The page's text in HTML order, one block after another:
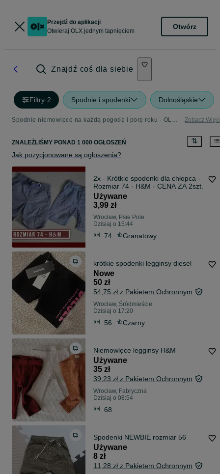
Przejdź do aplikacji
Otwieraj OLX jednym tapnięciem
Otwórz
Znajdź coś dla siebie
Filtry·2 Spodnie i spodenki Dolnośląskie
Spodnie niemowlęce na każdą pogodę i porę roku - OLX.pl Zobacz
ZNALEŹLIŚMY PONAD 1 000 OGŁOSZEŃ
Jak pozycjonowane są ogłoszenia?
2x - Krótkie spodenki dla chłopca -
Rozmiar 74 - H&M - CENA ZA 2szt.
Używane
3,99 zł
Wrocław, Psie Pole
Dzisiaj o 15:44
74 Granatowy
krótkie spodenki legginsy diesel
Nowe
50 zł
54,75 zł z Pakietem Ochronnym
Wrocław, Śródmieście
Dzisiaj o 17:20
56 Czarny
Niemowlęce legginsy H&M
Używane
35 zł
39,23 zł z Pakietem Ochronnym
Wrocław, Fabryczna
Dzisiaj o 08:54
68
Spodenki NEWBIE rozmiar 56
Używane
8 zł
11,28 zł z Pakietem Ochronnym